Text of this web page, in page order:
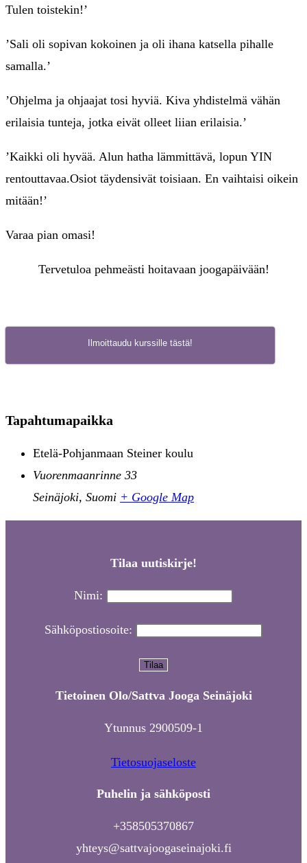
Tulen toistekin!’
’Sali oli sopivan kokoinen ja oli ihana katsella pihalle
samalla.’
’Ohjelma ja ohjaajat tosi hyviä. Kiva yhdistelmä vähän
erilaisia tunteja, jotka eivät olleet liian erilaisia.’
’Kaikki oli hyvää. Alun hatha lämmittävä, lopun YIN
rentouttavaa.Osiot täydensivät toisiaan. En vaihtaisi oikein
mitään!’
Varaa pian omasi!
Tervetuloa pehmeästi hoitavaan joogapäivään!
Ilmoittaudu kurssille tästä!
Tapahtumapaikka
Etelä-Pohjanmaan Steiner koulu
Vuorenmaanrinne 33
Seinäjoki, Suomi + Google Map
Tilaa uutiskirje!
Nimi:
Sähköpostiosoite:
Tietoinen Olo/Sattva Jooga Seinäjoki
Ytunnus 2900509-1
Tietosuojaseloste
Puhelin ja sähköposti
+358505370867
yhteys@sattvajoogaseinajoki.fi